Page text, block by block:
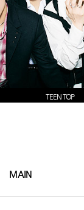
TEEN TOP
MAIN